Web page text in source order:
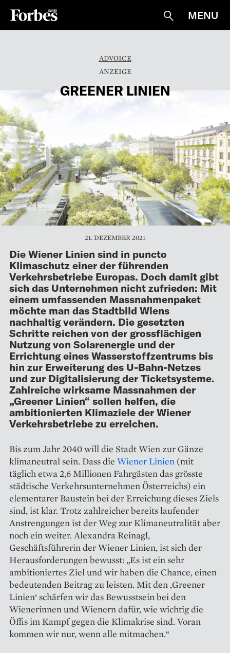
Suche
MENU
ADVOICE
GREENER LINIEN
21. DEZEMBER 2021
Die Wiener Linien sind in puncto
Klimaschutz einer der führenden
Verkehrsbetriebe Europas. Doch damit gibt
sich das Unternehmen nicht zufrieden: Mit
einem umfassenden Massnahmenpaket
möchte man das Stadtbild Wiens
nachhaltig verändern. Die gesetzten
Schritte reichen von der grossflächigen
Nutzung von Solarenergie und der
Errichtung eines Wasserstoffzentrums bis
hin zur Erweiterung des U-Bahn-Netzes
und zur Digitalisierung der Ticketsysteme.
Zahlreiche wirksame Massnahmen der
„Greener Linien“ sollen helfen, die
ambitionierten Klimaziele der Wiener
Verkehrsbetriebe zu erreichen.
Bis zum Jahr 2040 will die Stadt Wien zur Gänze
klimaneutral sein. Dass die Wiener Linien (mit
täglich etwa 2,6 Millionen Fahrgästen das grösste
städtische Verkehrsunternehmen Österreichs) ein
elementarer Baustein bei der Erreichung dieses Ziels
sind, ist klar. Trotz zahlreicher bereits laufender
Anstrengungen ist der Weg zur Klimaneutralität aber
noch ein weiter. Alexandra Reinagl,
Geschäftsführerin der Wiener Linien, ist sich der
Herausforderungen bewusst: „Es ist ein sehr
ambitioniertes Ziel und wir haben die Chance, einen
bedeutenden Beitrag zu leisten. Mit den ,Greener
Linien‘ schärfen wir das Bewusstsein bei den
Wienerinnen und Wienern dafür, wie wichtig die
Öffis im Kampf gegen die Klimakrise sind. Voran
kommen wir nur, wenn alle mitmachen.“